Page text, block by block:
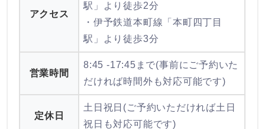
アクセス
駅」より徒歩2分
・伊予鉄道本町線「本町四丁目
駅」より徒歩3分
営業時間
8:45 -17:45まで(事前にご予約いた
だければ時間外も対応可能です)
定休日
土日祝日(ご予約いただければ土日
祝日も対応可能です)